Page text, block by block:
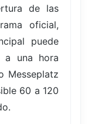
de las
oficial,
puede
a una hora
Messeplatz
60 a 120